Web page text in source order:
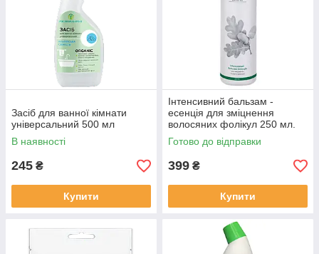
Засіб для ванної кімнати
універсальний 500 мл
В наявності
245 ₴
Купити
Інтенсивний бальзам -
есенція для зміцнення
волосяних фолікул 250 мл.
Готово до відправки
399 ₴
Купити